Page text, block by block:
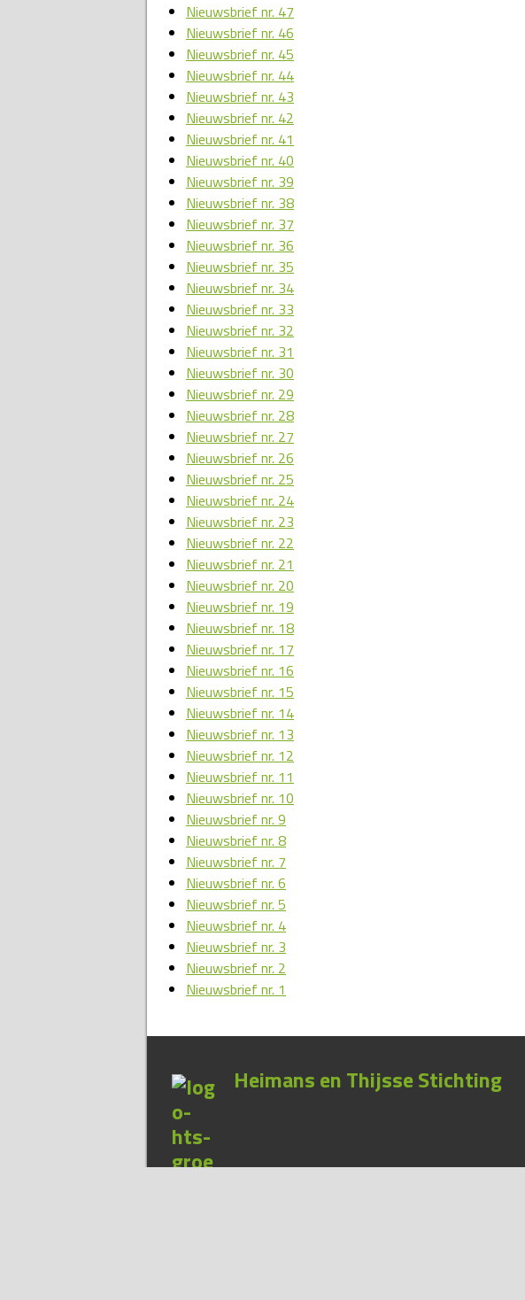
Nieuwsbrief nr. 47
Nieuwsbrief nr. 46
Nieuwsbrief nr. 45
Nieuwsbrief nr. 44
Nieuwsbrief nr. 43
Nieuwsbrief nr. 42
Nieuwsbrief nr. 41
Nieuwsbrief nr. 40
Nieuwsbrief nr. 39
Nieuwsbrief nr. 38
Nieuwsbrief nr. 37
Nieuwsbrief nr. 36
Nieuwsbrief nr. 35
Nieuwsbrief nr. 34
Nieuwsbrief nr. 33
Nieuwsbrief nr. 32
Nieuwsbrief nr. 31
Nieuwsbrief nr. 30
Nieuwsbrief nr. 29
Nieuwsbrief nr. 28
Nieuwsbrief nr. 27
Nieuwsbrief nr. 26
Nieuwsbrief nr. 25
Nieuwsbrief nr. 24
Nieuwsbrief nr. 23
Nieuwsbrief nr. 22
Nieuwsbrief nr. 21
Nieuwsbrief nr. 20
Nieuwsbrief nr. 19
Nieuwsbrief nr. 18
Nieuwsbrief nr. 17
Nieuwsbrief nr. 16
Nieuwsbrief nr. 15
Nieuwsbrief nr. 14
Nieuwsbrief nr. 13
Nieuwsbrief nr. 12
Nieuwsbrief nr. 11
Nieuwsbrief nr. 10
Nieuwsbrief nr. 9
Nieuwsbrief nr. 8
Nieuwsbrief nr. 7
Nieuwsbrief nr. 6
Nieuwsbrief nr. 5
Nieuwsbrief nr. 4
Nieuwsbrief nr. 3
Nieuwsbrief nr. 2
Nieuwsbrief nr. 1
Heimans en Thijsse Stichting